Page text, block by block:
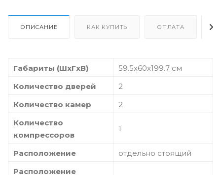
ОПИСАНИЕ КАК КУПИТЬ ОПЛАТА
Габариты (ШxГxВ)
59.5x60x199.7 см
Количество дверей
2
Количество камер
2
Количество
компрессоров
1
Расположение
отдельно стоящий
Расположение